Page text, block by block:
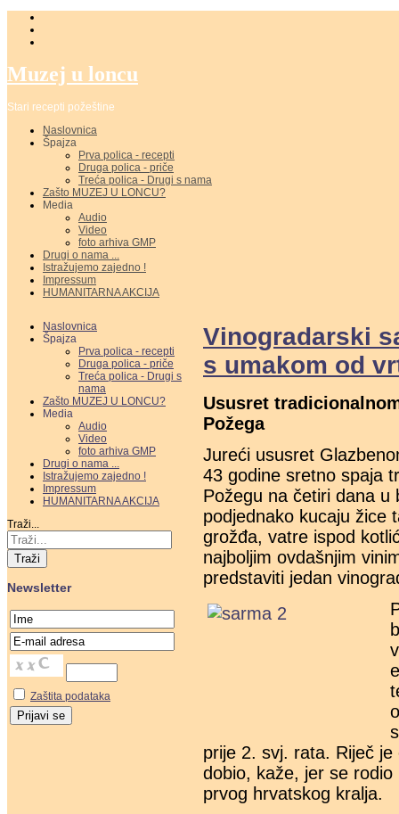
Muzej u loncu
Stari recepti požeštine
Naslovnica
Špajza
Prva polica - recepti
Druga polica - priče
Treća polica - Drugi s nama
Zašto MUZEJ U LONCU?
Media
Audio
Video
foto arhiva GMP
Drugi o nama ...
Istražujemo zajedno !
Impressum
HUMANITARNA AKCIJA
Naslovnica
Špajza
Prva polica - recepti
Druga polica - priče
Treća polica - Drugi s
nama
Zašto MUZEJ U LONCU?
Media
Audio
Video
foto arhiva GMP
Drugi o nama ...
Istražujemo zajedno !
Impressum
HUMANITARNA AKCIJA
Traži...
Traži
Newsletter
Zaštita podataka
Vinogradarski
s umakom od
Ususret
Požega
Jureći ususret
43 godine sretno spaja
Požegu na četiri dana u
podjednako kucaju žice
grožđa, vatre ispod
najboljim ovdašnjim
predstaviti jedan
prije 2. svj. rata. Riječ
dobio, kaže, jer se
prvog hrvatskog kralja.